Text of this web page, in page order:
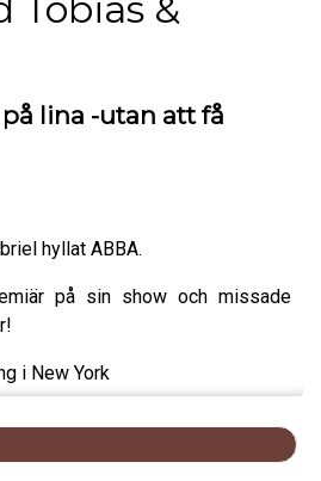
Tobias &
lina -utan att få
hyllat ABBA.
på sin show och missade
i New York
att få se solen på sin balkong